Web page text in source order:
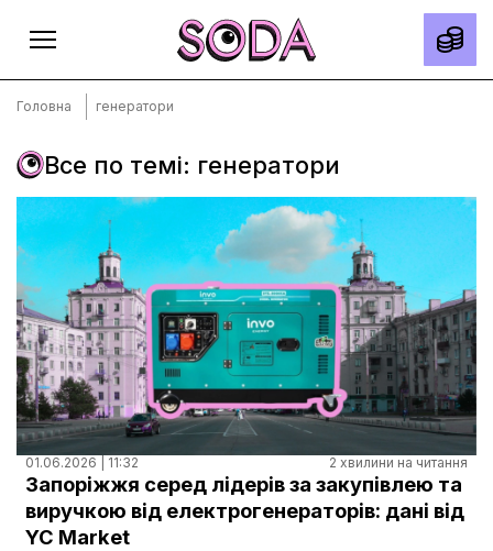
Головна
Тексти
Спецпроєкти
Slow news
Місто
Про нас
Редакційна політика
Правила використання матеріалів
Документи
Головна генератори
Все по темі: генератори
01.06.2026 | 11:32 2 хвилини на читання
Запоріжжя серед лідерів за закупівлею та
виручкою від електрогенераторів: дані від
YC Market